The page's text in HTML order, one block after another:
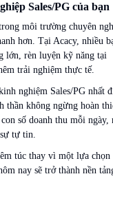
Sales/PG của bạn
môi trường chuyên
hơn. Tại Acacy, nhiều
lớn, rèn luyện kỹ năng tại
trải nghiệm thực tế.
nghiệm Sales/PG nhất
thần không ngừng hoàn
số doanh thu mỗi ngày,
tự tin.
túc thay vì một lựa chọn
nay sẽ trở thành nền